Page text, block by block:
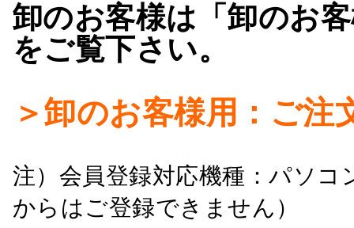
卸のお客様は「卸のお
をご覧下さい。
＞卸のお客様用：ご注
注）会員登録対応機種：パソ
からはご登録できません）